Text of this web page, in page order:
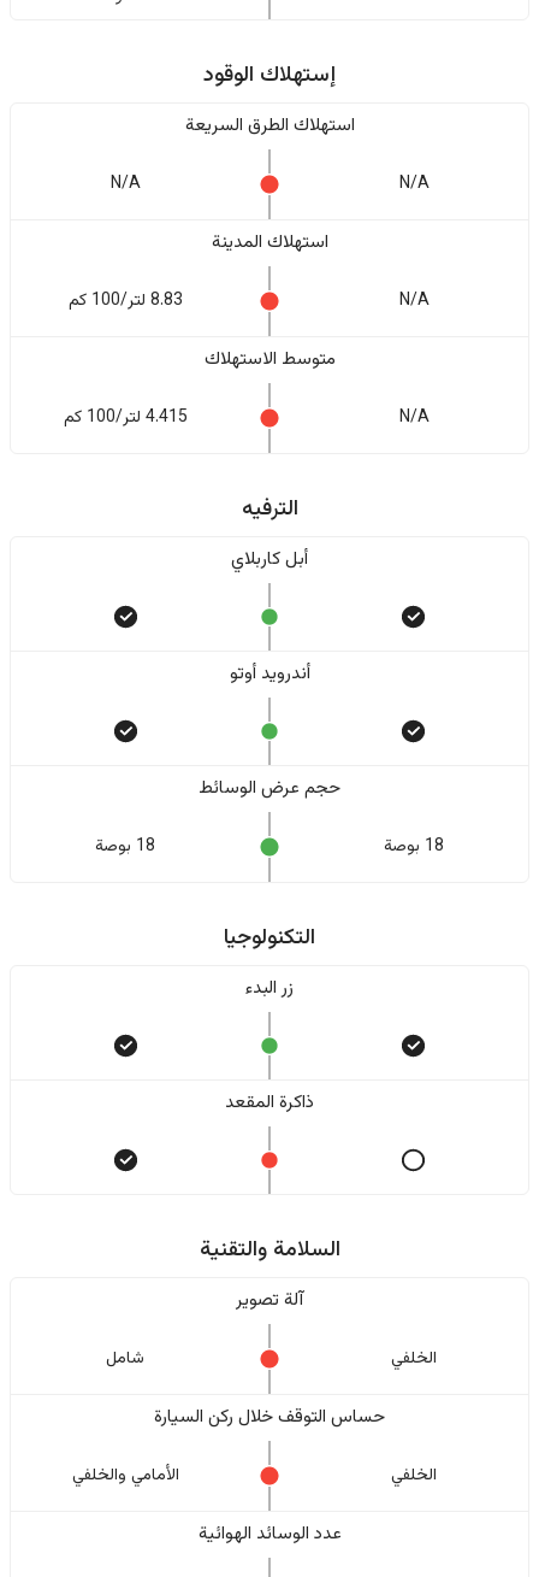
إستهلاك الوقود
استهلاك الطرق السريعة
N/A
N/A
استهلاك المدينة
N/A 8.83 لتر/100 كم
متوسط الاستهلاك
N/A 4.415 لتر/100 كم
الترفيه
أبل كاربلاي
أندرويد أوتو
حجم عرض الوسائط
18 بوصة 18 بوصة
التكنولوجيا
زر البدء
ذاكرة المقعد
السلامة والتقنية
آلة تصوير
الخلفي شامل
حساس التوقف خلال ركن السيارة
الخلفي الأمامي والخلفي
عدد الوسائد الهوائية